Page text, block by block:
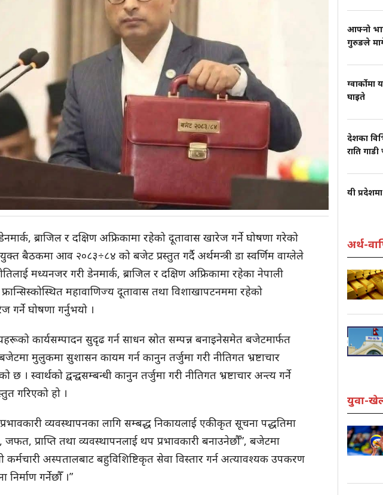
ब्राजिल र दक्षिण अफ्रिकामा रहेको दूतावास खारेज गर्ने घोषणा गरेको
बैठकमा आव २०८३÷८४ को बजेट प्रस्तुत गर्दै अर्थमन्त्री डा स्वर्णिम वाग्लेले
मध्यनजर गरी डेनमार्क, ब्राजिल र दक्षिण अफ्रिकामा रहेका नेपाली
महावाणिज्य दूतावास तथा विशाखापटनममा रहेको
गर्ने घोषणा गर्नुभयो ।
कार्यसम्पादन सुदृढ गर्न साधन स्रोत सम्पन्न बनाइनेसमेत बजेटमार्फत
मुलुकमा सुशासन कायम गर्न कानुन तर्जुमा गरी नीतिगत भ्रष्टाचार
छ । स्वार्थको द्वन्द्वसम्बन्धी कानुन तर्जुमा गरी नीतिगत भ्रष्टाचार अन्त्य गर्ने
गरिएको हो ।
व्यवस्थापनका लागि सम्बद्ध निकायलाई एकीकृत सूचना पद्धतिमा
प्राप्ति तथा व्यवस्थापनलाई थप प्रभावकारी बनाउनेछौँ”, बजेटमा
कर्मचारी अस्पतालबाट बहुविशिष्टिकृत सेवा विस्तार गर्न अत्यावश्यक उपकरण
गर्नेछौँ ।”
आफ्नो
गुरुङले
ग्वार्कोमा
घाइते
देशका
राति
यी
अर्थ-
युवा-